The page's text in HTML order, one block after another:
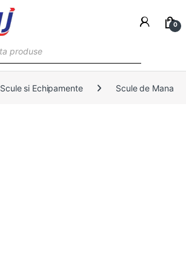
0
Scule si Echipamente Scule de Mana